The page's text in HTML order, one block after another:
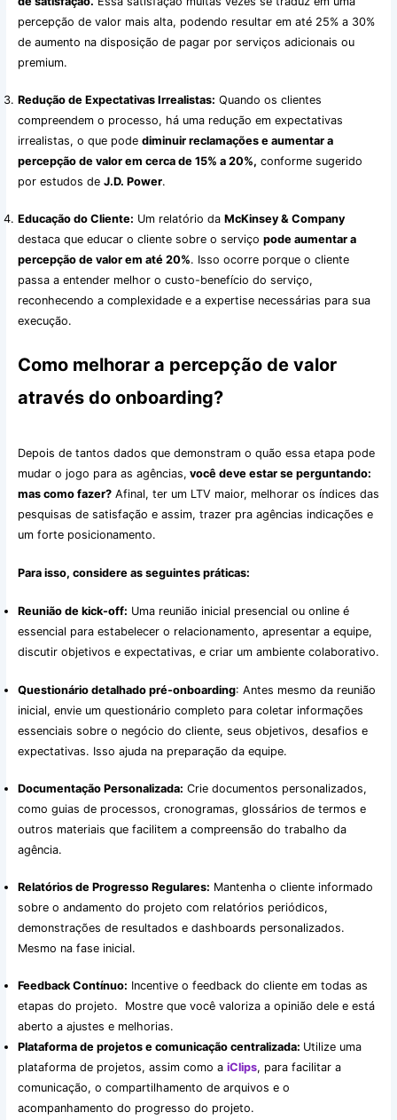
percepção de valor mais alta, podendo resultar em até 25% a 30%
de aumento na disposição de pagar por serviços adicionais ou
premium.
Redução de Expectativas Irrealistas: Quando os clientes
compreendem o processo, há uma redução em expectativas
irrealistas, o que pode diminuir reclamações e aumentar a
percepção de valor em cerca de 15% a 20%, conforme sugerido
por estudos de J.D. Power.
Educação do Cliente: Um relatório da McKinsey & Company
destaca que educar o cliente sobre o serviço pode aumentar a
percepção de valor em até 20%. Isso ocorre porque o cliente
passa a entender melhor o custo-benefício do serviço,
reconhecendo a complexidade e a expertise necessárias para sua
execução.
Como melhorar a percepção de valor
através do onboarding?
Depois de tantos dados que demonstram o quão essa etapa pode
mudar o jogo para as agências, você deve estar se perguntando:
mas como fazer?Afinal, ter um LTV maior, melhorar os índices das
pesquisas de satisfação e assim, trazer pra agências indicações e
um forte posicionamento.
Para isso, considere as seguintes práticas:
Reunião de kick-off: Uma reunião inicial presencial ou online é
essencial para estabelecer o relacionamento, apresentar a equipe,
discutir objetivos e expectativas, e criar um ambiente colaborativo.
Questionário detalhado pré-onboarding: Antes mesmo da reunião
inicial, envie um questionário completo para coletar informações
essenciais sobre o negócio do cliente, seus objetivos, desafios e
expectativas. Isso ajuda na preparação da equipe.
Documentação Personalizada: Crie documentos personalizados,
como guias de processos, cronogramas, glossários de termos e
outros materiais que facilitem a compreensão do trabalho da
agência.
Relatórios de Progresso Regulares: Mantenha o cliente informado
sobre o andamento do projeto com relatórios periódicos,
demonstrações de resultados e dashboards personalizados.
Mesmo na fase inicial.
Feedback Contínuo: Incentive o feedback do cliente em todas as
etapas do projeto. Mostre que você valoriza a opinião dele e está
aberto a ajustes e melhorias.
Plataforma de projetos e comunicação centralizada: Utilize uma
plataforma de projetos, assim como a iClips, para facilitar a
comunicação, o compartilhamento de arquivos e o
acompanhamento do progresso do projeto.